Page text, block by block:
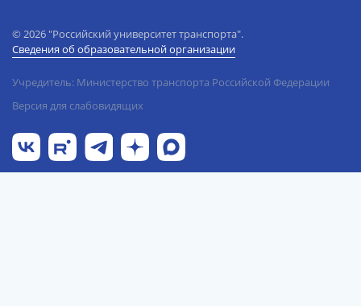
© 2026 "Российский университет транспорта".
Сведения об образовательной организации
Учредитель: Министерство транспорта Российской Федерации
Версия для слабовидящих